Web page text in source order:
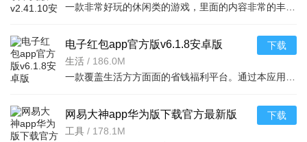
电子红包app官方版v6.1.8安卓版
生活 / 186.0M
下载
网易大神app华为版下载官方最新版
v4.15.0华为版
工具 / 178.1M
下载